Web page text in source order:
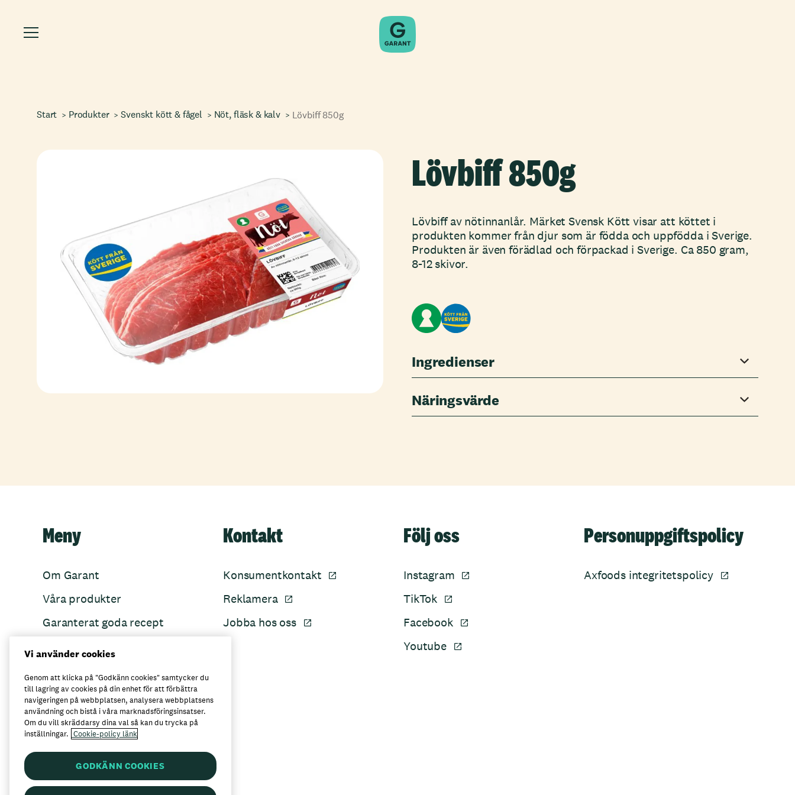
Start Produkter Svenskt kött & fågel Nöt, fläsk & kalv Lövbiff 850g
Lövbiff 850g
Lövbiff av nötinnanlår. Märket Svensk Kött visar att köttet i
produkten kommer från djur som är födda och uppfödda i Sverige.
Produkten är även förädlad och förpackad i Sverige. Ca 850 gram,
8-12 skivor.
Ingredienser
Näringsvärde
Meny
Om Garant
Våra produkter
Garanterat goda recept
Kontakt
Konsumentkontakt
Reklamera
Jobba hos oss
Följ oss
Instagram
TikTok
Facebook
Youtube
Personuppgiftspolicy
Axfoods integritetspolicy
Här kan du köpa Garant
Vi använder cookies
Genom att klicka på "Godkänn cookies" samtycker du
till lagring av cookies på din enhet för att förbättra
navigeringen på webbplatsen, analysera webbplatsens
användning och bistå i våra marknadsföringsinsatser.
Om du vill skräddarsy dina val så kan du trycka på
inställningar. Cookie-policy länk
GODKÄNN COOKIES